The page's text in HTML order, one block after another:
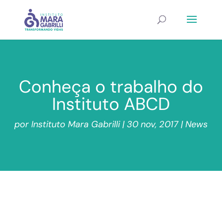
Conheça o trabalho do
Instituto ABCD
por Instituto Mara Gabrilli|30 nov, 2017|News